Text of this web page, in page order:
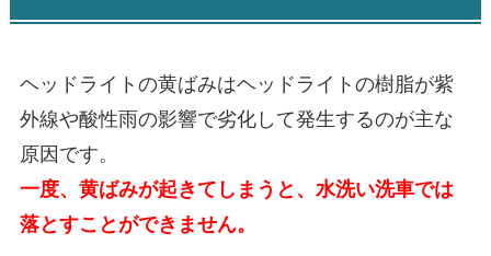
ヘッドライトの黄ばみはヘッドライトの樹脂が紫
外線や酸性雨の影響で劣化して発生するのが主な
原因です。
一度、黄ばみが起きてしまうと、水洗い洗車では
落とすことができません。